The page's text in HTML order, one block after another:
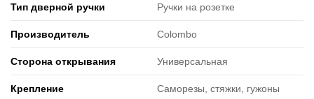
Тип дверной ручки Ручки на розетке
Производитель Colombo
Сторона открывания Универсальная
Крепление Саморезы, стяжки, гужоны